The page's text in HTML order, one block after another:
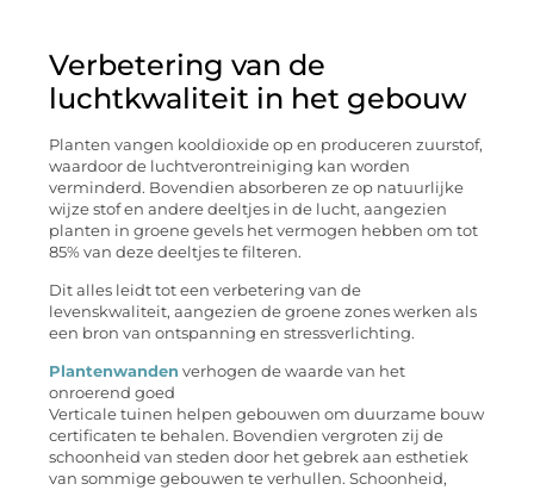
Verbetering van de
luchtkwaliteit in het gebouw
Planten vangen kooldioxide op en produceren zuurstof,
waardoor de luchtverontreiniging kan worden
verminderd. Bovendien absorberen ze op natuurlijke
wijze stof en andere deeltjes in de lucht, aangezien
planten in groene gevels het vermogen hebben om tot
85% van deze deeltjes te filteren.
Dit alles leidt tot een verbetering van de
levenskwaliteit, aangezien de groene zones werken als
een bron van ontspanning en stressverlichting.
Plantenwanden verhogen de waarde van het
onroerend goed
Verticale tuinen helpen gebouwen om duurzame bouw
certificaten te behalen. Bovendien vergroten zij de
schoonheid van steden door het gebrek aan esthetiek
van sommige gebouwen te verhullen. Schoonheid,